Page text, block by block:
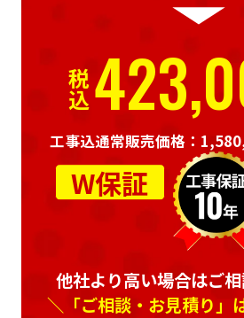
W保証
税込
工事込通常販売価格：
他社より高い場合はご相
＼「ご相談・お見積り」